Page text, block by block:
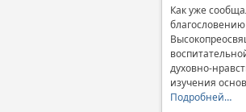
Как уже
духовно-
изучения
Подробней…